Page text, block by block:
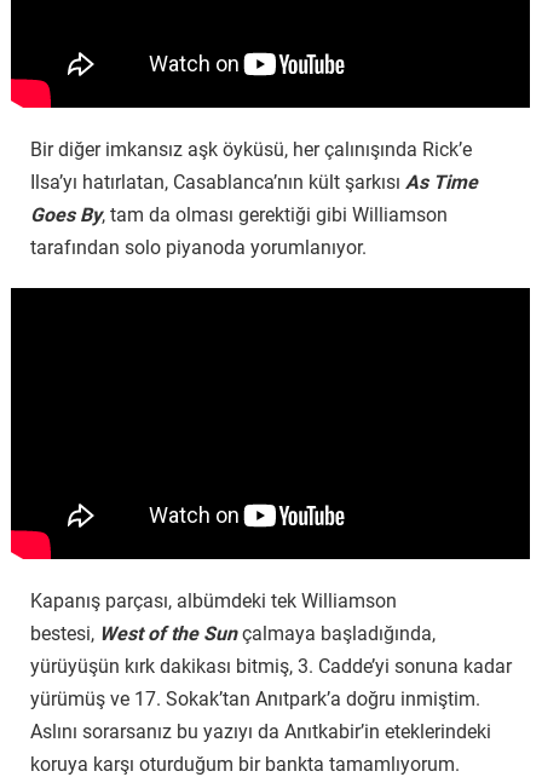
Bir diğer imkansız aşk öyküsü, her çalınışında Rick’e
Ilsa’yı hatırlatan, Casablanca’nın kült şarkısı As Time
Goes By, tam da olması gerektiği gibi Williamson
tarafından solo piyanoda yorumlanıyor.
Kapanış parçası, albümdeki tek Williamson
bestesi, West of the Sun çalmaya başladığında,
yürüyüşün kırk dakikası bitmiş, 3. Cadde’yi sonuna kadar
yürümüş ve 17. Sokak’tan Anıtpark’a doğru inmiştim.
Aslını sorarsanız bu yazıyı da Anıtkabir’in eteklerindeki
koruya karşı oturduğum bir bankta tamamlıyorum.